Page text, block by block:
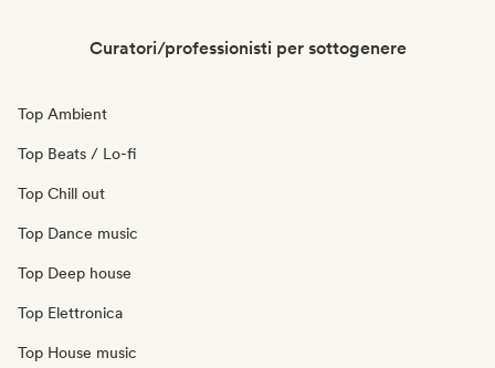
Curatori/professionisti per sottogenere
Top Ambient
Top Beats / Lo-fi
Top Chill out
Top Dance music
Top Deep house
Top Elettronica
Top House music